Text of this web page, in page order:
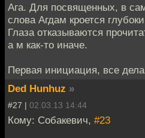
Ага. Для посвященных, в
слова Агдам кроется
Глаза отказываются
а м как-то иначе.
Первая инициация, все
Ded Hunhuz »
#27 | 02.03.13 14:44
Кому: Собакевич, #23